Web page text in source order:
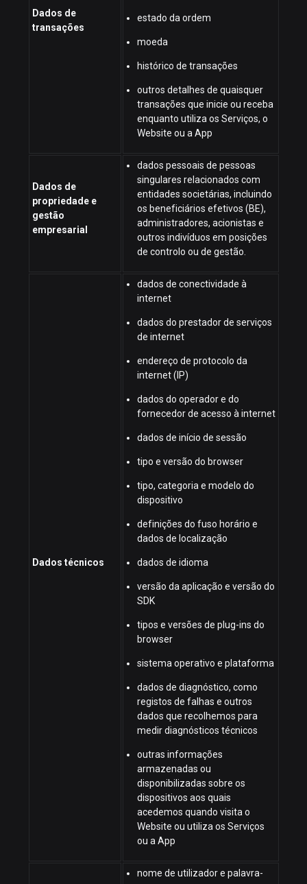
Dados de
transações
estado da ordem
moeda
histórico de transações
outros detalhes de quaisquer
transações que inicie ou receba
enquanto utiliza os Serviços, o
Website ou a App
Dados de
propriedade e
gestão
empresarial
dados pessoais de pessoas
singulares relacionados com
entidades societárias, incluindo
os beneficiários efetivos (BE),
administradores, acionistas e
outros indivíduos em posições
de controlo ou de gestão.
Dados técnicos
dados de conectividade à
internet
dados do prestador de serviços
de internet
endereço de protocolo da
internet (IP)
dados do operador e do
fornecedor de acesso à internet
dados de início de sessão
tipo e versão do browser
tipo, categoria e modelo do
dispositivo
definições do fuso horário e
dados de localização
dados de idioma
versão da aplicação e versão do
SDK
tipos e versões de plug-ins do
browser
sistema operativo e plataforma
dados de diagnóstico, como
registos de falhas e outros
dados que recolhemos para
medir diagnósticos técnicos
outras informações
armazenadas ou
disponibilizadas sobre os
dispositivos aos quais
acedemos quando visita o
Website ou utiliza os Serviços
ou a App
nome de utilizador e palavra-